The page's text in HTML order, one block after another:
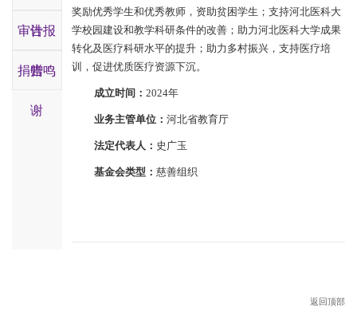
告
审计报
告
捐赠鸣
谢
奖励优秀学生和优秀教师，资助贫困学生；支持河北医科大
学校园建设和教学科研条件的改善；助力河北医科大学成果
转化及医疗科研水平的提升；助力多村振兴，支持医疗培
训，促进优质医疗资源下沉。
成立时间 ：2024年
业务主管单位：河北省教育厅
法定代表人： 史广玉
基金会类型：慈善组织
返回顶部